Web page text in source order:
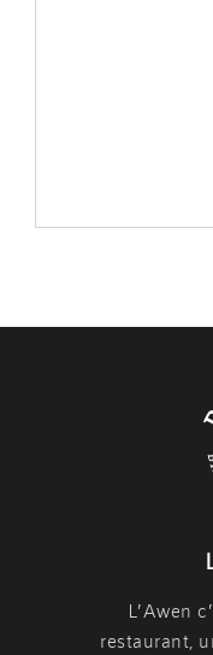
L’Awen
restaurant,